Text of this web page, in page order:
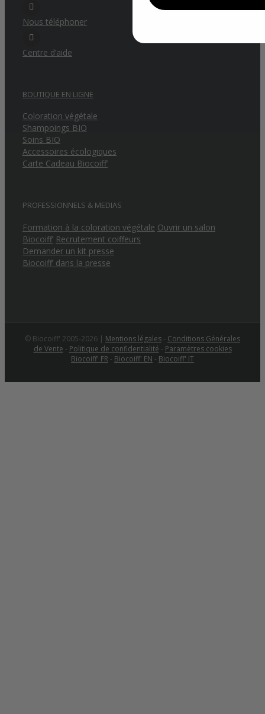
Nous téléphoner
Centre d’aide
BOUTIQUE EN LIGNE
Coloration végétale
Shampoings BIO
Soins BIO
Accessoires écologiques
Carte Cadeau Biocoiff’
PROFESSIONNELS & MEDIAS
Formation à la coloration végétale Ouvrir un salon
Biocoiff’ Recrutement coiffeurs
Demander un kit presse
Biocoiff’ dans la presse
© Biocoiff' 2005-2026 | Mentions légales - Conditions Générales
de Vente - Politique de confidentialité - Paramètres cookies
Biocoiff' FR - Biocoiff' EN - Biocoiff' IT